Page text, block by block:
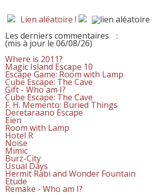
Lien aléatoire !
Les derniers commentaires
:
(mis à jour le 06/08/26)
Where is 2011?
Magic Island Escape 10
Escape Game: Room with Lamp
Cube Escape: The Cave
Gift - Who am I?
Cube Escape: The Cave
F. H. Memento: Buried Things
Deretaraano Escape
Eien
Room with Lamp
Hotel R
Noise
Mimic
Burz-City
Usual Days
Hermit Rabi and Wonder Fountain
Etude
Remake - Who am I?